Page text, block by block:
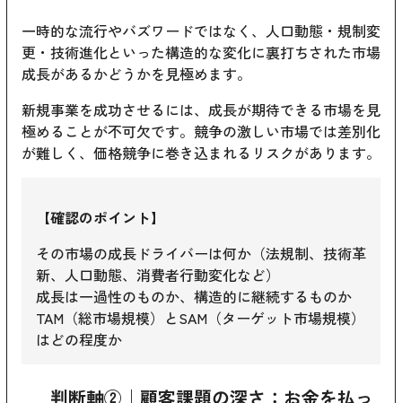
一時的な流行やバズワードではなく、人口動態・規制変
更・技術進化といった構造的な変化に裏打ちされた市場
成長があるかどうかを見極めます。
新規事業を成功させるには、成長が期待できる市場を見
極めることが不可欠です。競争の激しい市場では差別化
が難しく、価格競争に巻き込まれるリスクがあります。
【確認のポイント】
その市場の成長ドライバーは何か（法規制、技術革
新、人口動態、消費者行動変化など）
成長は一過性のものか、構造的に継続するものか
TAM（総市場規模）とSAM（ターゲット市場規模）
はどの程度か
判断軸②｜顧客課題の深さ：お金を払っ